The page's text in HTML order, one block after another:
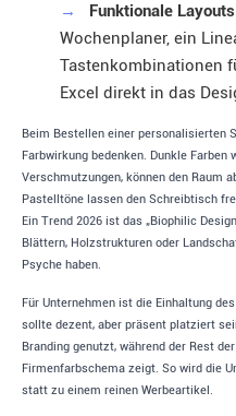
→
Funktionale
Wochenplaner, ein
Tastenkombinationen
Excel direkt in das
Beim Bestellen einer personalisierten
Farbwirkung bedenken. Dunkle
Verschmutzungen, können den Raum
Pastelltöne lassen den Schreibtisch
Ein Trend 2026 ist das „Biophilic
Blättern, Holzstrukturen oder
Psyche haben.
Für Unternehmen ist die Einhaltung
sollte dezent, aber präsent platziert
Branding genutzt, während der Rest
Firmenfarbschema zeigt. So wird die
statt zu einem reinen Werbeartikel.